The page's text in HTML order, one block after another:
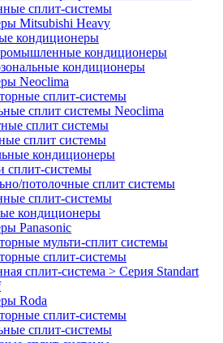
сплит-системы
Mitsubishi Heavy
кондиционеры
кондиционеры
кондиционеры
Neoclima
сплит-системы
сплит системы Neoclima
сплит системы
сплит системы
кондиционеры
сплит-системы
потолочные сплит системы
сплит-системы
кондиционеры
Panasonic
мульти-сплит системы
сплит-системы
сплит-система > Серия Standart
Roda
сплит-системы
сплит-системы